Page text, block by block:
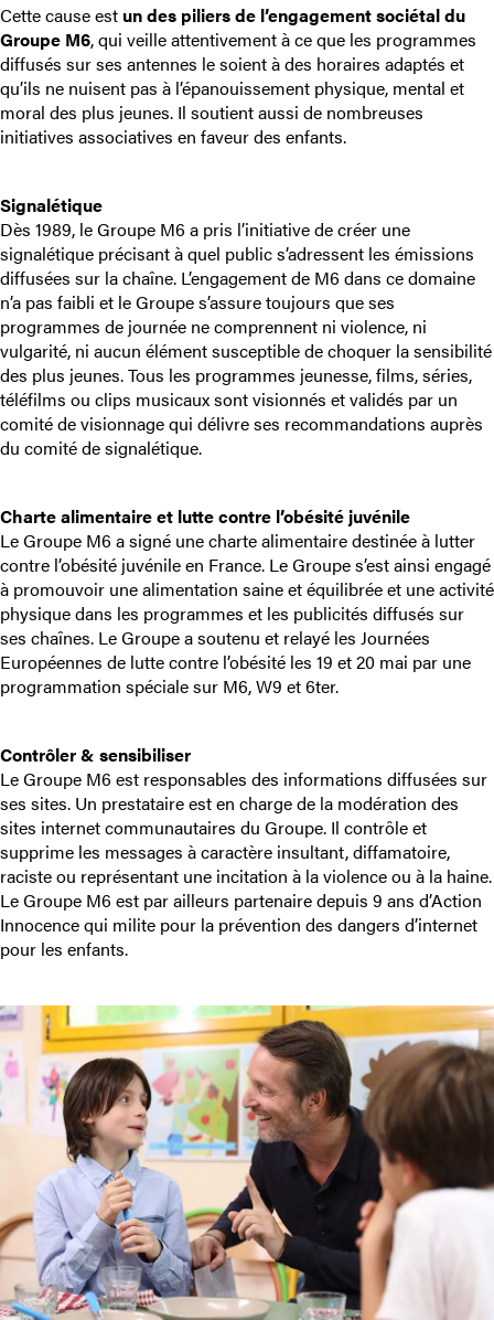
Cette cause est un des piliers de l’engagement sociétal du
Groupe M6, qui veille attentivement à ce que les programmes
diffusés sur ses antennes le soient à des horaires adaptés et
qu’ils ne nuisent pas à l’épanouissement physique, mental et
moral des plus jeunes. Il soutient aussi de nombreuses
initiatives associatives en faveur des enfants.
Signalétique
Dès 1989, le Groupe M6 a pris l’initiative de créer une
signalétique précisant à quel public s’adressent les émissions
diffusées sur la chaîne. L’engagement de M6 dans ce domaine
n’a pas faibli et le Groupe s’assure toujours que ses
programmes de journée ne comprennent ni violence, ni
vulgarité, ni aucun élément susceptible de choquer la sensibilité
des plus jeunes. Tous les programmes jeunesse, films, séries,
téléfilms ou clips musicaux sont visionnés et validés par un
comité de visionnage qui délivre ses recommandations auprès
du comité de signalétique.
Charte alimentaire et lutte contre l’obésité juvénile
Le Groupe M6 a signé une charte alimentaire destinée à lutter
contre l’obésité juvénile en France. Le Groupe s’est ainsi engagé
à promouvoir une alimentation saine et équilibrée et une activité
physique dans les programmes et les publicités diffusés sur
ses chaînes. Le Groupe a soutenu et relayé les Journées
Européennes de lutte contre l’obésité les 19 et 20 mai par une
programmation spéciale sur M6, W9 et 6ter.
Contrôler & sensibiliser
Le Groupe M6 est responsables des informations diffusées sur
ses sites. Un prestataire est en charge de la modération des
sites internet communautaires du Groupe. Il contrôle et
supprime les messages à caractère insultant, diffamatoire,
raciste ou représentant une incitation à la violence ou à la haine.
Le Groupe M6 est par ailleurs partenaire depuis 9 ans d’Action
Innocence qui milite pour la prévention des dangers d’internet
pour les enfants.